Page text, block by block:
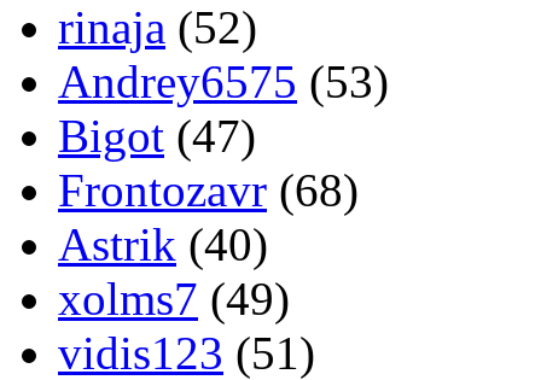
rinaja (52)
Andrey6575 (53)
Bigot (47)
Frontozavr (68)
Astrik (40)
xolms7 (49)
vidis123 (51)